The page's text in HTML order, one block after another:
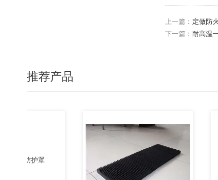
上一篇： 定做防
下一篇： 耐高温
推荐产品